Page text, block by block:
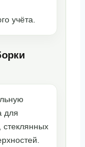
учёта.
для